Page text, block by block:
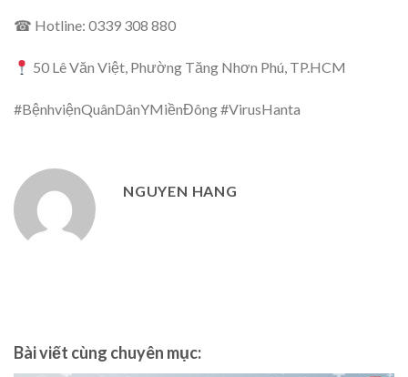
☎ Hotline: 0339 308 880
50 Lê Văn Việt, Phường Tăng Nhơn Phú, TP.HCM
#BệnhviệnQuânDânYMiềnĐông #VirusHanta
NGUYEN HANG
Bài viết cùng chuyên mục: